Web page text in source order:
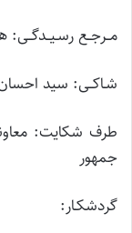
مــرجــع
شـاکــی: سید
طرف شکایت:
جمهور
گردشکـار: